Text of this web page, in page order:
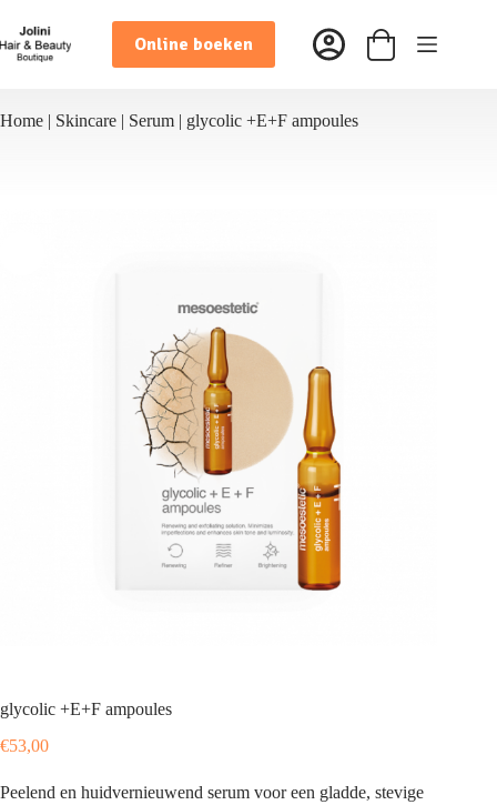
naar
de
inhoud
Online boeken Winkelwagen
Home | Skincare | Serum | glycolic +E+F ampoules
glycolic +E+F ampoules
€53,00
Peelend en huidvernieuwend serum voor een gladde, stevige